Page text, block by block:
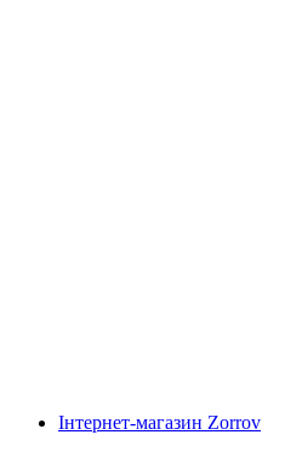
Інтернет-магазин Zorrov